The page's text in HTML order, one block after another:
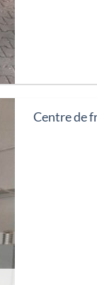
Centre de